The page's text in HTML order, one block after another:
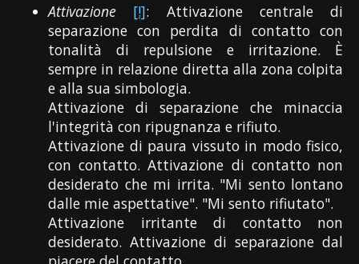
Attivazione [!]: Attivazione centrale di
separazione con perdita di contatto con
tonalità di repulsione e irritazione. È
sempre in relazione diretta alla zona colpita
e alla sua simbologia.
Attivazione di separazione che minaccia
l'integrità con ripugnanza e rifiuto.
Attivazione di paura vissuto in modo fisico,
con contatto. Attivazione di contatto non
desiderato che mi irrita. "Mi sento lontano
dalle mie aspettative". "Mi sento rifiutato".
Attivazione irritante di contatto non
desiderato. Attivazione di separazione dal